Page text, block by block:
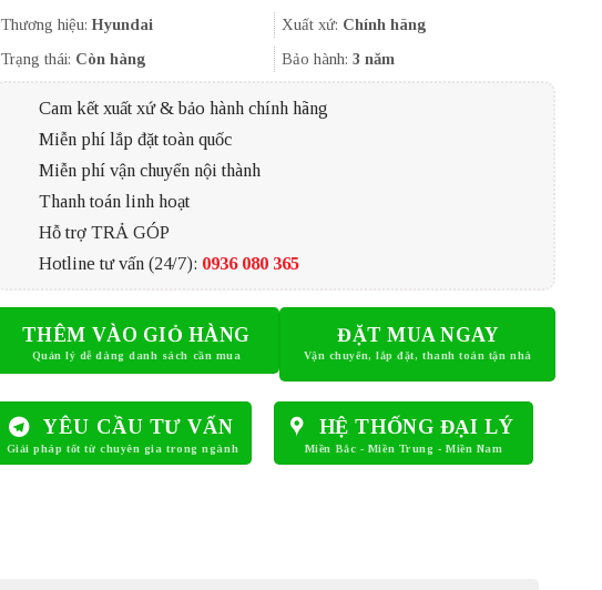
900.000₫.là:
810.000₫.
Thương hiệu:Hyundai Xuất xứ: Chính hãng
Trạng thái: Còn hàng Bảo hành:3 năm
Cam kết xuất xứ & bảo hành chính hãng
Miễn phí lắp đặt toàn quốc
Miễn phí vận chuyển nội thành
Thanh toán linh hoạt
Hỗ trợ TRẢ GÓP
Hotline tư vấn (24/7): 0936 080 365
THÊM VÀO GIỎ HÀNG ĐẶT MUA NGAY
YÊU CẦU TƯ VẤN HỆ THỐNG ĐẠI LÝ